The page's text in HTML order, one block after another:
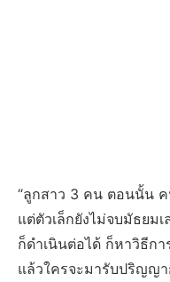
“ลูกสาว 3 คน ตอนนั้น
แต่ตัวเล็กยังไม่จบมัธยม
ก็ดำเนินต่อได้ ก็หาวิธีก
แล้วใครจะมารับปริญญ